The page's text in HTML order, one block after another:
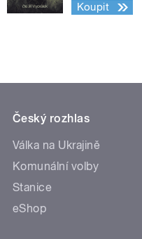
Koupit
Český rozhlas
Válka na Ukrajině
Komunální volby
Stanice
eShop